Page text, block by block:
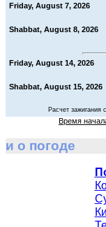
Friday, August 7, 2026
Shabbat, August 8, 2026
Friday, August 14, 2026
Shabbat, August 15, 2026
Расчет зажигания
Время
и о погоде